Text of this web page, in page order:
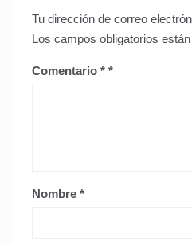
Tu dirección de correo
Los campos obligatorios
Comentario *
Nombre *